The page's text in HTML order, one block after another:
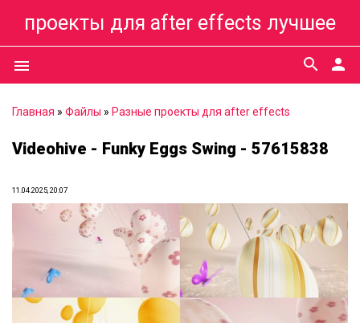
проекты для after effects лучшее
menu person
search
Главная » Файлы » Разные проекты для after effects
Videohive - Funky Eggs Swing - 57615838
11.04.2025, 20:07